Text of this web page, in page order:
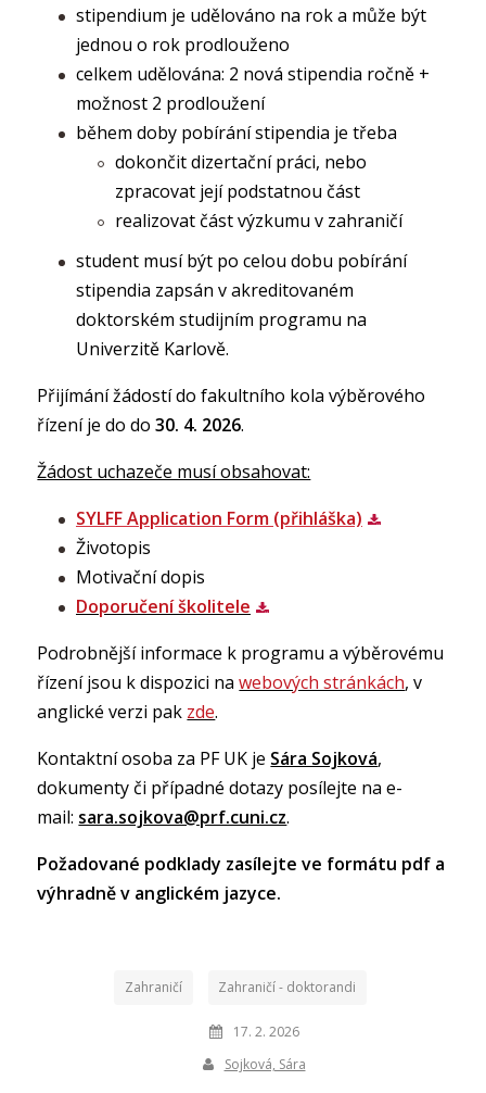
stipendium je udělováno na rok a může být
jednou o rok prodlouženo
celkem udělována: 2 nová stipendia ročně +
možnost 2 prodloužení
během doby pobírání stipendia je třeba
dokončit dizertační práci, nebo
zpracovat její podstatnou část
realizovat část výzkumu v zahraničí
student musí být po celou dobu pobírání
stipendia zapsán v akreditovaném
doktorském studijním programu na
Univerzitě Karlově.
Přijímání žádostí do fakultního kola výběrového
řízení je do do30. 4. 2026.
Žádost uchazeče musí obsahovat:
SYLFF Application Form (přihláška)
Životopis
Motivační dopis
Doporučení školitele
Podrobnější informace k programu a výběrovému
řízení jsou k dispozici nawebových stránkách, v
anglické verzi pak zde.
Kontaktní osoba za PF UK je Sára Sojková,
dokumenty či případné dotazy posílejte na e-
mail: sara.sojkova@prf.cuni.cz.
Požadované podklady zasílejte ve formátu pdf a
výhradně v anglickém jazyce.
Zahraničí Zahraničí - doktorandi
17. 2. 2026
Sojková, Sára